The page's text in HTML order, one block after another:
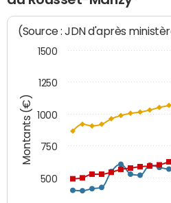
Montants (€)
(Source : JDN d'après
500
750
1000
1250
1500